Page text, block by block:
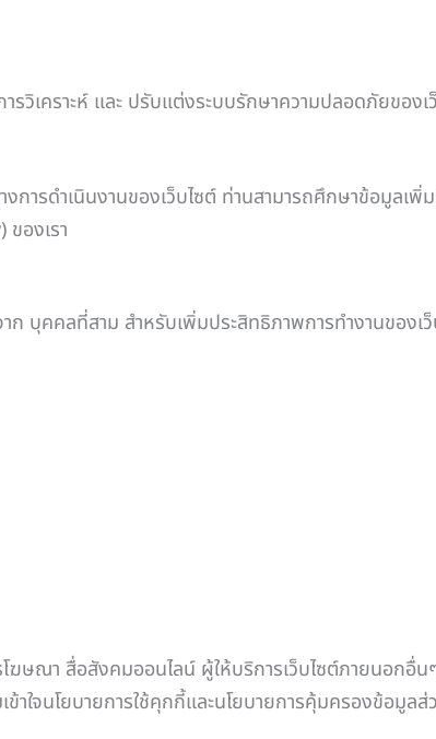
วิเคราะห์ และ ปรับแต่งระบบรักษาความปลอดภัยของเ
รดำเนินงานของเว็บไซต์ ท่านสามารถศึกษาข้อมูลเพิ่
องเรา
บุคคลที่สาม สำหรับเพิ่มประสิทธิภาพการทำงานของเว็
ณา สื่อสังคมออนไลน์ ผู้ให้บริการเว็บไซต์ภายนอกอื่
าใจนโยบายการใช้คุกกี้และนโยบายการคุ้มครองข้อมู